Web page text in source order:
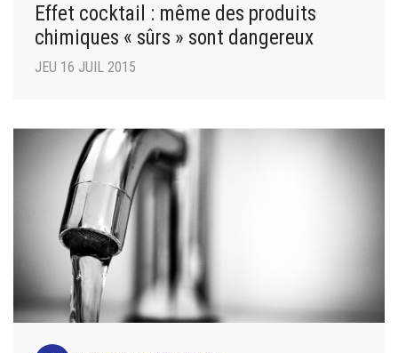
Effet cocktail : même des produits
chimiques « sûrs » sont dangereux
JEU 16 JUIL 2015